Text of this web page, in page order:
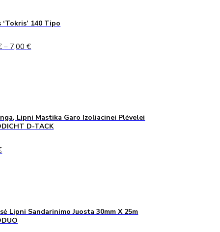
‘Tokris’ 140 Tipo
– 7,00€Price
Lipni Mastika Garo Izoliacinei Plėvelei
D-TACK
Lipni Sandarinimo Juosta 30mm X 25m